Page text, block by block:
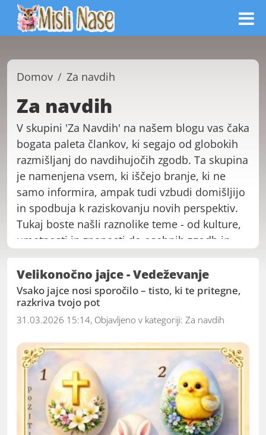
Domov Za navdih
Za navdih
V skupini 'Za Navdih' na našem blogu vas čaka
bogata paleta člankov, ki segajo od globokih
razmišljanj do navdihujočih zgodb. Ta skupina
je namenjena vsem, ki iščejo branje, ki ne
samo informira, ampak tudi vzbudi domišljijo
in spodbuja k raziskovanju novih perspektiv.
Tukaj boste našli raznolike teme - od kulture,
umetnosti in znanosti do osebnih zgodb in
svetovnih dogodkov, ki vse prinašajo
edinstven navdih in razmislek. 'Za Navdih' ni
le skupina člankov; to je prostor, kjer se misli
srečajo z besedami, kjer se ideje prepletajo z
izkušnjami in kjer se vsak članek odpre kot
tej pustolovščini odkrivanja in deljenja zgodb,
ki premikajo meje in bogatijo duha.
Velikonočno jajce - Vedeževanje
Vsako jajce nosi sporočilo – tisto, ki te pritegne,
razkriva tvojo pot
31.03.2026 15:14, Objavljeno v kategoriji: Za navdih